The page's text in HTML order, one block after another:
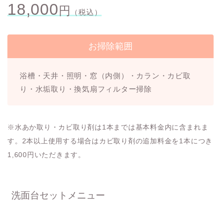
18,000 円 （税込）
お掃除範囲
浴槽・天井・照明・窓（内側）・カラン・カビ取
り・水垢取り・換気扇フィルター掃除
※水あか取り・カビ取り剤は1本までは基本料金内に含まれま
す。2本以上使用する場合はカビ取り剤の追加料金を1本につき
1,600円いただきます。
洗面台セットメニュー